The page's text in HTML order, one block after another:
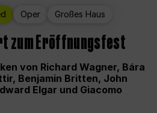
Oper Großes Haus
zum Eröffnungsfest
von Richard Wagner, Bára
Benjamin Britten, John
Elgar und Giacomo